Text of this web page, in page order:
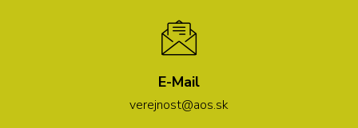
E-Mail
verejnost@aos.sk